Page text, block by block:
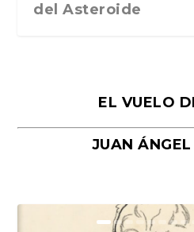
del Asteroide
EL VUELO
JUAN